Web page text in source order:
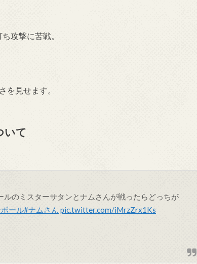
攻撃に苦戦。
を見せます。
いて
のミスターサタンとナムさんが戦ったらどっちが
ール#ナムさん pic.twitter.com/iMrzZrx1Ks